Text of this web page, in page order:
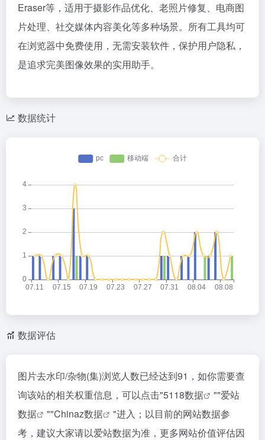
Eraser等，适用于摄影作品优化、老照片修复、电商图
片处理、社交媒体内容美化等多种场景。所有工具均可
在浏览器中免费使用，无需安装软件，保护用户隐私，
是追求完美图像效果的实用助手。
数据统计
数据评估
图片去水印/杂物(集)浏览人数已经达到91，如你需要查
询该站的相关权重信息，可以点击"5118数据 ""爱站
数据
""Chinaz数据
"进入；以目前的网站数据参
考，建议大家请以爱站数据为准，更多网站价值评估因